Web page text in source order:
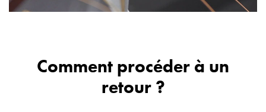
Comment procéder à un
retour ?